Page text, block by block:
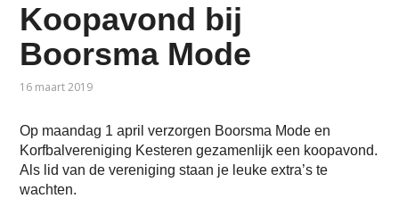
Koopavond bij
Boorsma Mode
16 maart 2019
Op maandag 1 april verzorgen Boorsma Mode en
Korfbalvereniging Kesteren gezamenlijk een koopavond.
Als lid van de vereniging staan je leuke extra’s te
wachten.